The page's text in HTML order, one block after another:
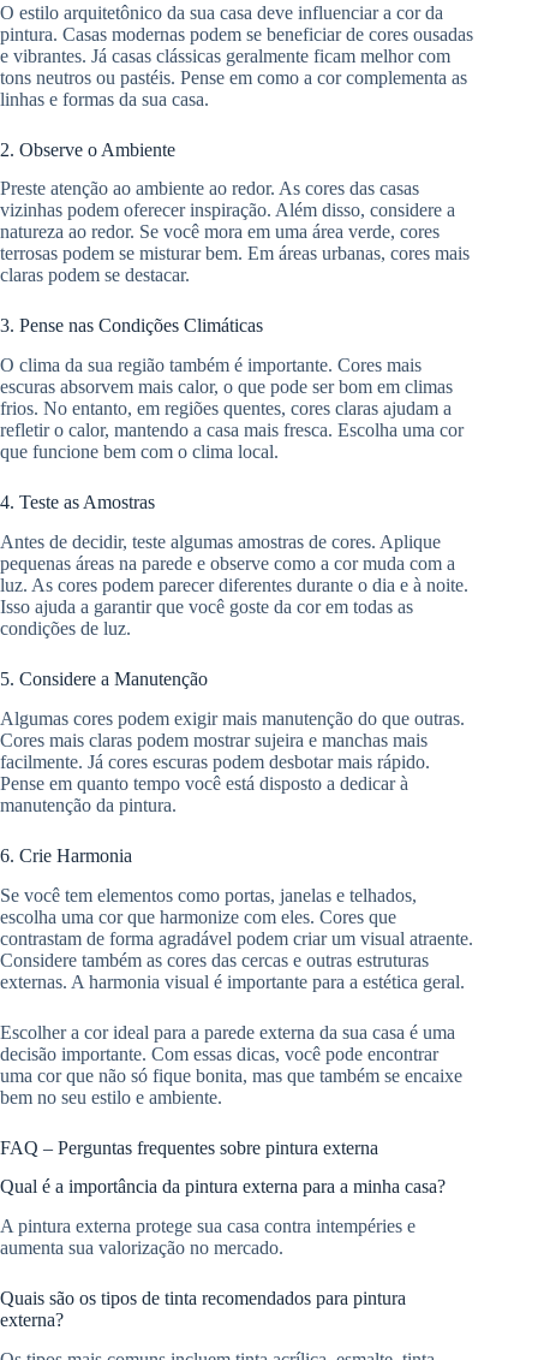
O estilo arquitetônico da sua casa deve influenciar a cor da
pintura. Casas modernas podem se beneficiar de cores ousadas
e vibrantes. Já casas clássicas geralmente ficam melhor com
tons neutros ou pastéis. Pense em como a cor complementa as
linhas e formas da sua casa.
2. Observe o Ambiente
Preste atenção ao ambiente ao redor. As cores das casas
vizinhas podem oferecer inspiração. Além disso, considere a
natureza ao redor. Se você mora em uma área verde, cores
terrosas podem se misturar bem. Em áreas urbanas, cores mais
claras podem se destacar.
3. Pense nas Condições Climáticas
O clima da sua região também é importante. Cores mais
escuras absorvem mais calor, o que pode ser bom em climas
frios. No entanto, em regiões quentes, cores claras ajudam a
refletir o calor, mantendo a casa mais fresca. Escolha uma cor
que funcione bem com o clima local.
4. Teste as Amostras
Antes de decidir, teste algumas amostras de cores. Aplique
pequenas áreas na parede e observe como a cor muda com a
luz. As cores podem parecer diferentes durante o dia e à noite.
Isso ajuda a garantir que você goste da cor em todas as
condições de luz.
5. Considere a Manutenção
Algumas cores podem exigir mais manutenção do que outras.
Cores mais claras podem mostrar sujeira e manchas mais
facilmente. Já cores escuras podem desbotar mais rápido.
Pense em quanto tempo você está disposto a dedicar à
manutenção da pintura.
6. Crie Harmonia
Se você tem elementos como portas, janelas e telhados,
escolha uma cor que harmonize com eles. Cores que
contrastam de forma agradável podem criar um visual atraente.
Considere também as cores das cercas e outras estruturas
externas. A harmonia visual é importante para a estética geral.
Escolher a cor ideal para a parede externa da sua casa é uma
decisão importante. Com essas dicas, você pode encontrar
uma cor que não só fique bonita, mas que também se encaixe
bem no seu estilo e ambiente.
FAQ – Perguntas frequentes sobre pintura externa
Qual é a importância da pintura externa para a minha casa?
A pintura externa protege sua casa contra intempéries e
aumenta sua valorização no mercado.
Quais são os tipos de tinta recomendados para pintura
externa?